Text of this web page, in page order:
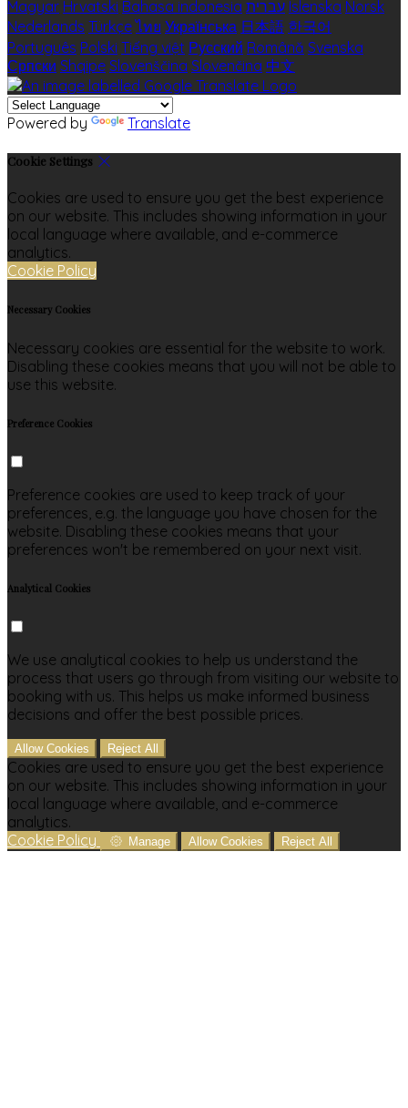
Magyar Hrvatski Bahasa indonesia עברית Íslenska Norsk
Nederlands Türkçe ไทย Українська 日本語 한국어
Português Polski Tiếng việt Русский Română Svenska
Српски Shqipe Slovenščina Slovenčina 中文
Powered by Translate
Cookie Settings
Cookies are used to ensure you get the best experience
on our website. This includes showing information in your
local language where available, and e-commerce
analytics.
Cookie Policy
Necessary Cookies
Necessary cookies are essential for the website to work.
Disabling these cookies means that you will not be able to
use this website.
Preference Cookies
Preference cookies are used to keep track of your
preferences, e.g. the language you have chosen for the
website. Disabling these cookies means that your
preferences won't be remembered on your next visit.
Analytical Cookies
We use analytical cookies to help us understand the
process that users go through from visiting our website to
booking with us. This helps us make informed business
decisions and offer the best possible prices.
Allow Cookies Reject All
Cookies are used to ensure you get the best experience
on our website. This includes showing information in your
local language where available, and e-commerce
analytics.
Cookie Policy
Manage Allow Cookies Reject All